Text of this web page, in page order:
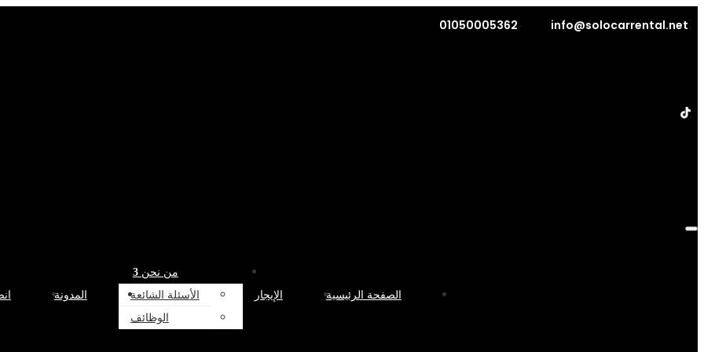
info@solocarrental.net
01050005362
الصفحة الرئيسية الإيجار
من نحن
الأسئلة الشائعة
الوظائف
المدونة